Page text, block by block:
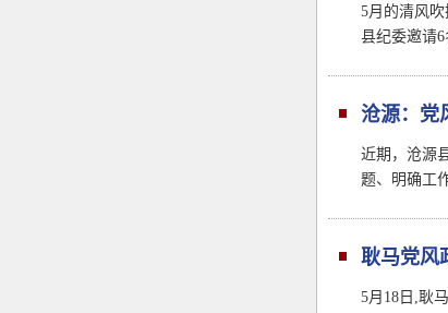
5月的清风
县纪委邀请
沧源：党
近期，沧源
题、明确工
耿马党风
5月18日,耿